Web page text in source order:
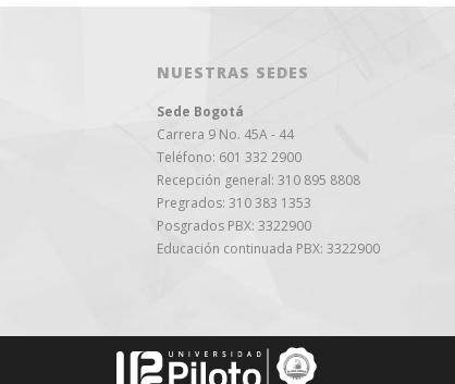
NUESTRAS SEDES
Sede Bogotá
Carrera 9 No. 45A - 44
Teléfono: 601 332 2900
Recepción general: 310 895 8808
Pregrados: 310 383 1353
Posgrados PBX: 3322900
Educación continuada PBX: 3322900